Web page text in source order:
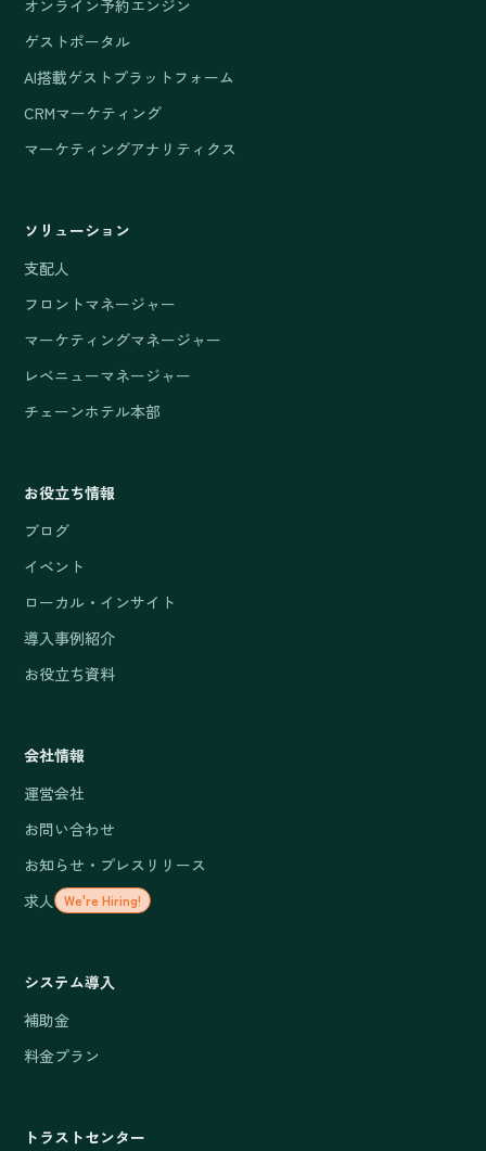
オンライン予約エンジン
ゲストポータル
AI搭載ゲストプラットフォーム
CRMマーケティング
マーケティングアナリティクス
ソリューション
支配人
フロントマネージャー
マーケティングマネージャー
レベニューマネージャー
チェーンホテル本部
お役立ち情報
ブログ
イベント
ローカル・インサイト
導入事例紹介
お役立ち資料
会社情報
運営会社
お問い合わせ
お知らせ・プレスリリース
求人 We're Hiring!
システム導入
補助金
料金プラン
トラストセンター